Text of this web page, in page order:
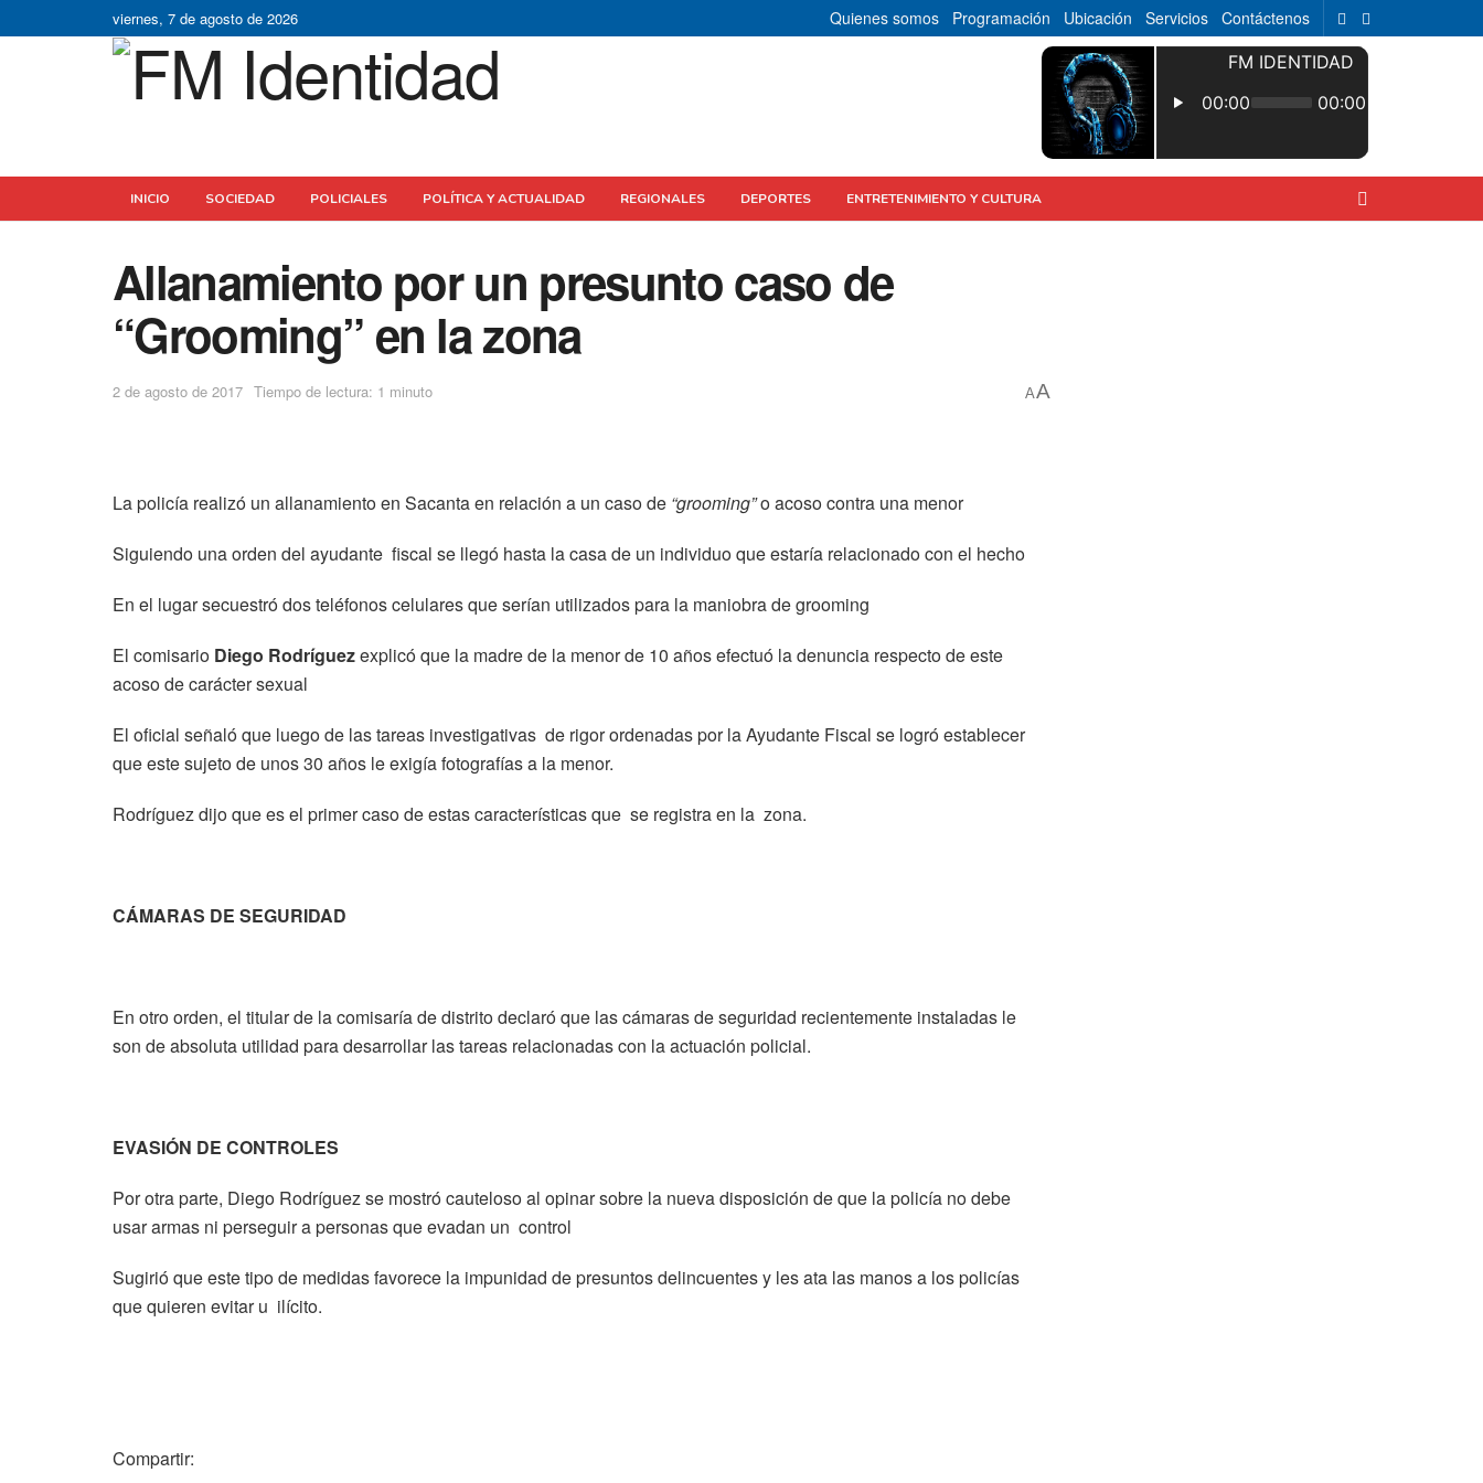
viernes, 7 de agosto de 2026 Quienes somos Programación Ubicación Servicios Contáctenos
INICIO SOCIEDAD POLICIALES POLÍTICA Y ACTUALIDAD REGIONALES DEPORTES ENTRETENIMIENTO Y CULTURA
Allanamiento por un presunto caso de
“Grooming” en la zona
2 de agosto de 2017 Tiempo de lectura: 1 minuto AA
La policía realizó un allanamiento en Sacanta en relación a un caso de “grooming”o acoso contra una menor
Siguiendo una orden del ayudante fiscal se llegó hasta la casa de un individuo que estaría relacionado con el hecho
En el lugar secuestró dos teléfonos celulares que serían utilizados para la maniobra de grooming
El comisario Diego Rodríguezexplicó que la madre de la menor de 10 años efectuó la denuncia respecto de este
acoso de carácter sexual
El oficial señaló que luego de las tareas investigativas de rigor ordenadas por la Ayudante Fiscal se logró establecer
que este sujeto de unos 30 años le exigía fotografías a la menor.
Rodríguez dijo que es el primer caso de estas características que se registra en la zona.
CÁMARAS DE SEGURIDAD
En otro orden, el titular de la comisaría de distrito declaró que las cámaras de seguridad recientemente instaladas le
son de absoluta utilidad para desarrollar las tareas relacionadas con la actuación policial.
EVASIÓN DE CONTROLES
Por otra parte, Diego Rodríguez se mostró cauteloso al opinar sobre la nueva disposición de que la policía no debe
usar armas ni perseguir a personas que evadan un control
Sugirió que este tipo de medidas favorece la impunidad de presuntos delincuentes y les ata las manos a los policías
que quieren evitar u ilícito.
Compartir: